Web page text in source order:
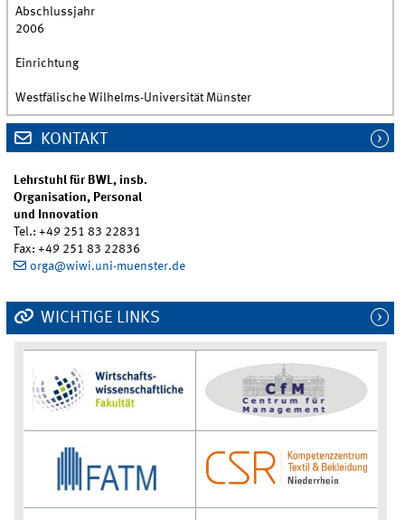
Abschlussjahr
2006
Einrichtung
Westfälische Wilhelms-Universität Münster
KONTAKT
Lehrstuhl für BWL, insb.
Organisation, Personal
und Innovation
Tel.: +49 251 83 22831
Fax: +49 251 83 22836
orga@wiwi.uni-muenster.de
WICHTIGE LINKS